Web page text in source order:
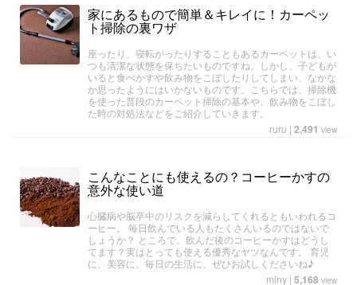
家にあるもので簡単＆キレイに！カーペッ
ト掃除の裏ワザ
座ったり、寝転がったりすることもあるカーペットは、い
つも清潔な状態を保ちたいものですね。しかし、子どもが
いると食べかすや飲み物をこぼしたりしてしまい、なかな
か思ったようにはいかないものです。こちらでは、掃除機
を使った普段のカーペット掃除の基本や、飲み物をこぼし
た時の対処法などをご紹介していきます。
ruru | 2,491 view
こんなことにも使えるの？コーヒーかすの
意外な使い道
心臓病や脳卒中のリスクを減らしてくれるともいわれるコ
ーヒー。 毎日飲んでいる人もたくさんいるのではないで
しょうか？ ところで、飲んだ後のコーヒーかすはどうし
てます？実はとっても使える優秀なヤツなんです。 育児
に、美容に、毎日の生活に、ぜひお試しくださいね♪
miny | 5,168 view